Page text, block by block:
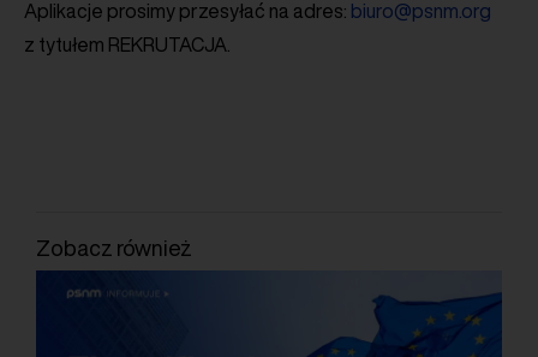
Aplikacje prosimy przesyłać na adres: biuro@psnm.org
z tytułem REKRUTACJA.
Zobacz również